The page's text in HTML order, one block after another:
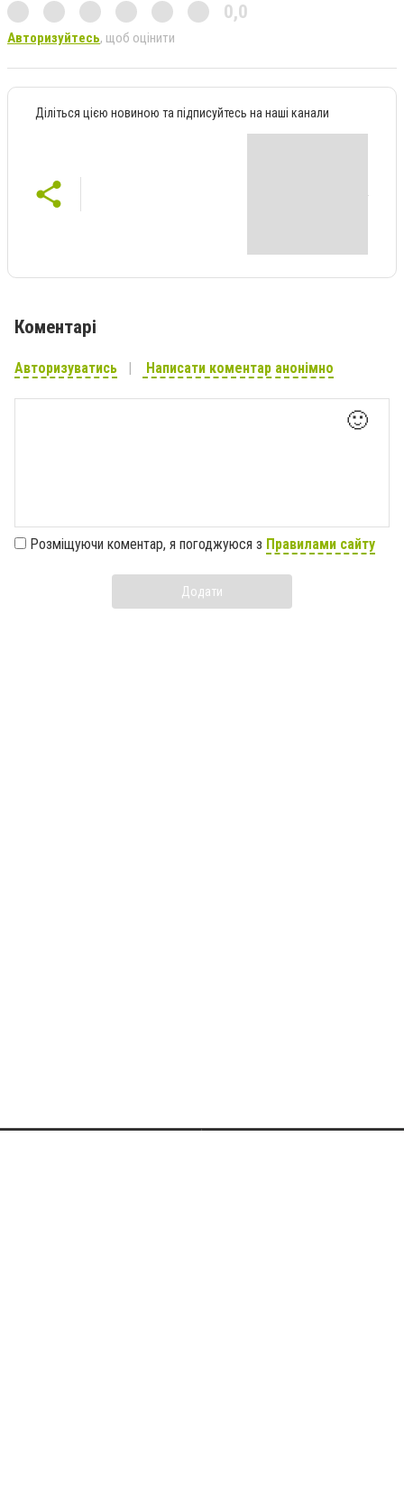
0,0
Авторизуйтесь, щоб оцінити
Діліться цією новиною та підписуйтесь на наші канали
Коментарі
Авторизуватись Написати коментар анонімно
🙂
Розміщуючи коментар, я погоджуюся з Правилами сайту
Додати